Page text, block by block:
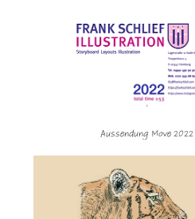
Aussendung Move 2022